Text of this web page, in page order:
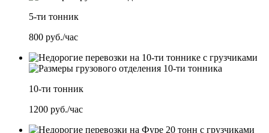
5-ти тонник
800 руб./час
10-ти тонник
1200 руб./час